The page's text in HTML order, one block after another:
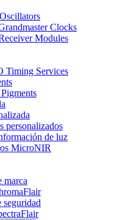
Clocks
Modules
Timing Services
personalizados
de luz
MicroNIR
marca
seguridad